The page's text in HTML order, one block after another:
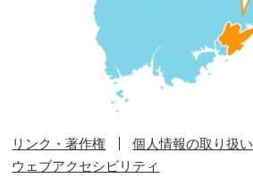
リンク・著作権
個人情報の取り扱い
ウェブアクセシビリティ